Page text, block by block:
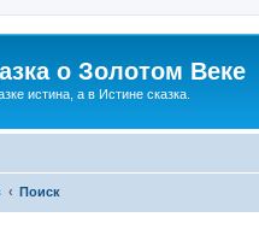
о Золотом Веке
истина, а в Истине сказка.
Поиск